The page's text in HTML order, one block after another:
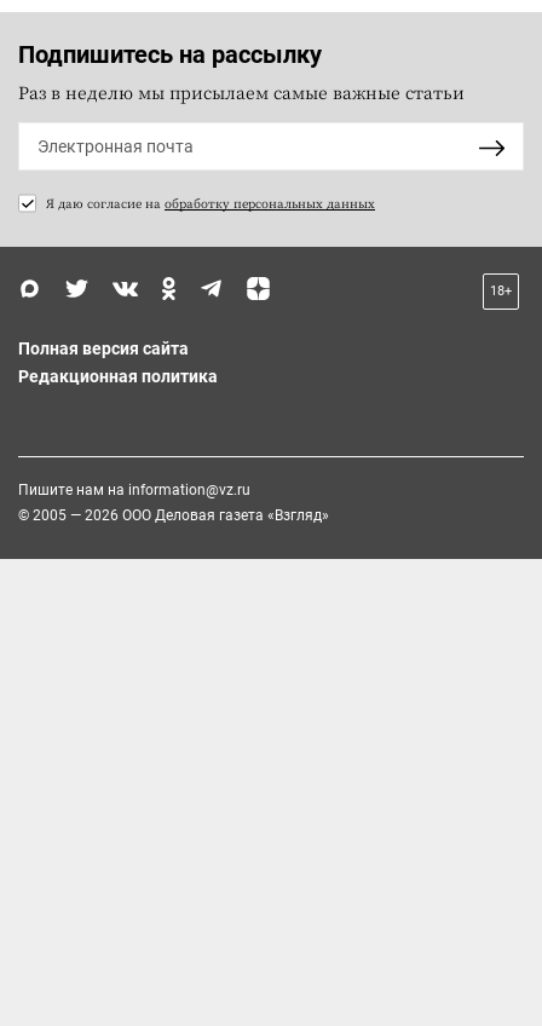
Подпишитесь на рассылку
Раз в неделю мы присылаем самые важные статьи
Я даю согласие на обработку персональных данных
18+
Полная версия сайта
Редакционная политика
Пишите нам на information@vz.ru
© 2005 — 2026 ООО Деловая газета «Взгляд»